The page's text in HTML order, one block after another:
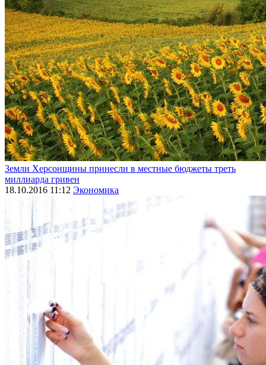
Земли Херсонщины принесли в местные бюджеты треть
миллиарда гривен
18.10.2016 11:12 Экономика